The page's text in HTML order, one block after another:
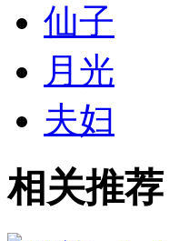
仙子
月光
夫妇
相关推荐